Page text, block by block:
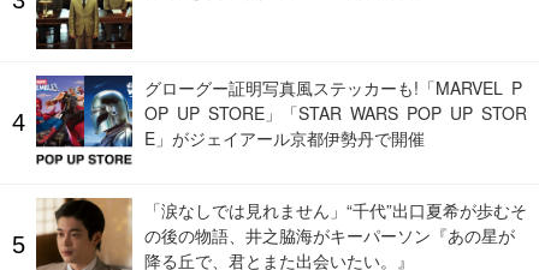
グローグー証明写真風ステッカーも!「MARVEL P
OP UP STORE」「STAR WARS POP UP STOR
E」がジェイアール京都伊勢丹で開催
「涙なしでは見れません」“千代”出口夏希が歩むそ
の後の物語、井之脇海がキーパーソン『あの星が
降る丘で、君とまた出会いたい。』